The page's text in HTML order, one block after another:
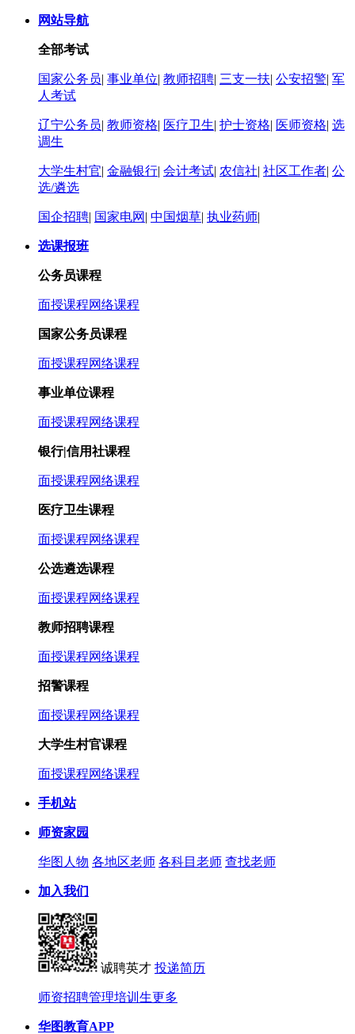
网站导航
全部考试
国家公务员| 事业单位| 教师招聘| 三支一扶| 公安招警| 军
人考试
辽宁公务员| 教师资格| 医疗卫生| 护士资格| 医师资格| 选
调生
大学生村官| 金融银行| 会计考试| 农信社| 社区工作者| 公
选/遴选
国企招聘| 国家电网 | 中国烟草| 执业药师|
选课报班
公务员课程
面授课程网络课程
国家公务员课程
面授课程网络课程
事业单位课程
面授课程网络课程
银行|信用社课程
面授课程网络课程
医疗卫生课程
面授课程网络课程
公选遴选课程
面授课程网络课程
教师招聘课程
面授课程网络课程
招警课程
面授课程网络课程
大学生村官课程
面授课程网络课程
手机站
师资家园
华图人物 各地区老师 各科目老师 查找老师
加入我们
诚聘英才 投递简历
师资招聘管理培训生更多
华图教育APP